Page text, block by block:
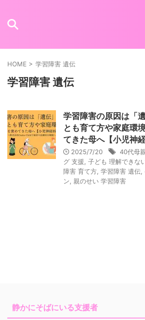
HOME > 学習障害 遺伝
学習障害 遺伝
学習障害の原因は「
とも育て方や家庭環
てきた母へ【小児神
2025/7/20 40代母
グ 支援 子ども 理解できな
障害 育て方 学習障害 遺伝
ン
親のせい 学習障害
静かにそばにいる支援者